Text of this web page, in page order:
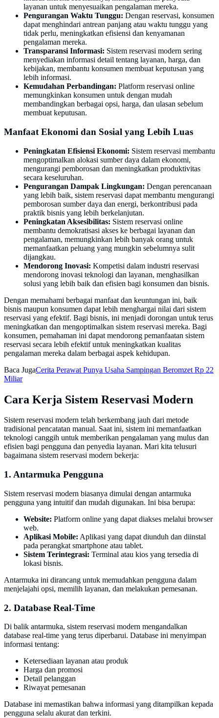
layanan untuk menyesuaikan pengalaman mereka.
Pengurangan Waktu Tunggu: Dengan reservasi, konsumen
dapat menghindari antrean panjang atau waktu tunggu yang
tidak perlu, meningkatkan efisiensi dan kenyamanan
pengalaman mereka.
Transparansi Informasi: Sistem reservasi modern sering
menyediakan informasi detail tentang layanan, harga, dan
kebijakan, membantu konsumen membuat keputusan yang
lebih informasi.
Kemudahan Perbandingan: Platform reservasi online
memungkinkan konsumen untuk dengan mudah
membandingkan berbagai opsi, harga, dan ulasan sebelum
membuat keputusan.
Manfaat Ekonomi dan Sosial yang Lebih Luas
Peningkatan Efisiensi Ekonomi: Sistem reservasi membantu
mengoptimalkan alokasi sumber daya dalam ekonomi,
mengurangi pemborosan dan meningkatkan produktivitas
secara keseluruhan.
Pengurangan Dampak Lingkungan: Dengan perencanaan
yang lebih baik, sistem reservasi dapat membantu mengurangi
pemborosan sumber daya dan energi, berkontribusi pada
praktik bisnis yang lebih berkelanjutan.
Peningkatan Aksesibilitas: Sistem reservasi online
membantu demokratisasi akses ke berbagai layanan dan
pengalaman, memungkinkan lebih banyak orang untuk
memanfaatkan peluang yang mungkin sebelumnya sulit
dijangkau.
Mendorong Inovasi: Kompetisi dalam industri reservasi
mendorong inovasi teknologi dan layanan, menghasilkan
solusi yang lebih baik dan efisien bagi konsumen dan bisnis.
Dengan memahami berbagai manfaat dan keuntungan ini, baik
bisnis maupun konsumen dapat lebih menghargai nilai dari sistem
reservasi yang efektif. Bagi bisnis, ini menjadi dorongan untuk terus
meningkatkan dan mengoptimalkan sistem reservasi mereka. Bagi
konsumen, pemahaman ini dapat mendorong pemanfaatan sistem
reservasi secara lebih efektif untuk meningkatkan kualitas
pengalaman mereka dalam berbagai aspek kehidupan.
Baca JugaCerita Perawat Punya Usaha Sampingan Beromzet Rp 22
Miliar
Cara Kerja Sistem Reservasi Modern
Sistem reservasi modern telah berkembang jauh dari metode
tradisional pencatatan manual. Saat ini, sistem ini memanfaatkan
teknologi canggih untuk memberikan pengalaman yang mulus dan
efisien bagi pengguna dan penyedia layanan. Mari kita telusuri
bagaimana sistem reservasi modern bekerja:
1. Antarmuka Pengguna
Sistem reservasi modern biasanya dimulai dengan antarmuka
pengguna yang intuitif dan mudah digunakan. Ini bisa berupa:
Website: Platform online yang dapat diakses melalui browser
web.
Aplikasi Mobile: Aplikasi yang dapat diunduh dan diinstal
pada perangkat smartphone atau tablet.
Sistem Terintegrasi: Terminal atau kios yang tersedia di
lokasi bisnis.
Antarmuka ini dirancang untuk memudahkan pengguna dalam
menjelajahi opsi, memilih layanan, dan melakukan pemesanan.
2. Database Real-Time
Di balik antarmuka, sistem reservasi modern mengandalkan
database real-time yang terus diperbarui. Database ini menyimpan
informasi tentang:
Ketersediaan layanan atau produk
Harga dan promosi
Detail pelanggan
Riwayat pemesanan
Database ini memastikan bahwa informasi yang ditampilkan kepada
pengguna selalu akurat dan terkini.